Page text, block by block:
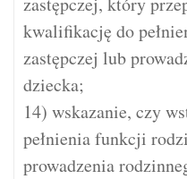
kwalifikację do
zastępczej lub
dziecka;
14) wskazanie, czy
pełnienia funkcji
prowadzenia